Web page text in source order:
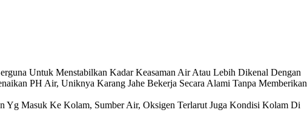
Untuk Menstabilkan Kadar Keasaman Air Atau Lebih Dikenal Dengan
PH Air, Uniknya Karang Jahe Bekerja Secara Alami Tanpa Memberikan
Yg Masuk Ke Kolam, Sumber Air, Oksigen Terlarut Juga Kondisi Kolam Di